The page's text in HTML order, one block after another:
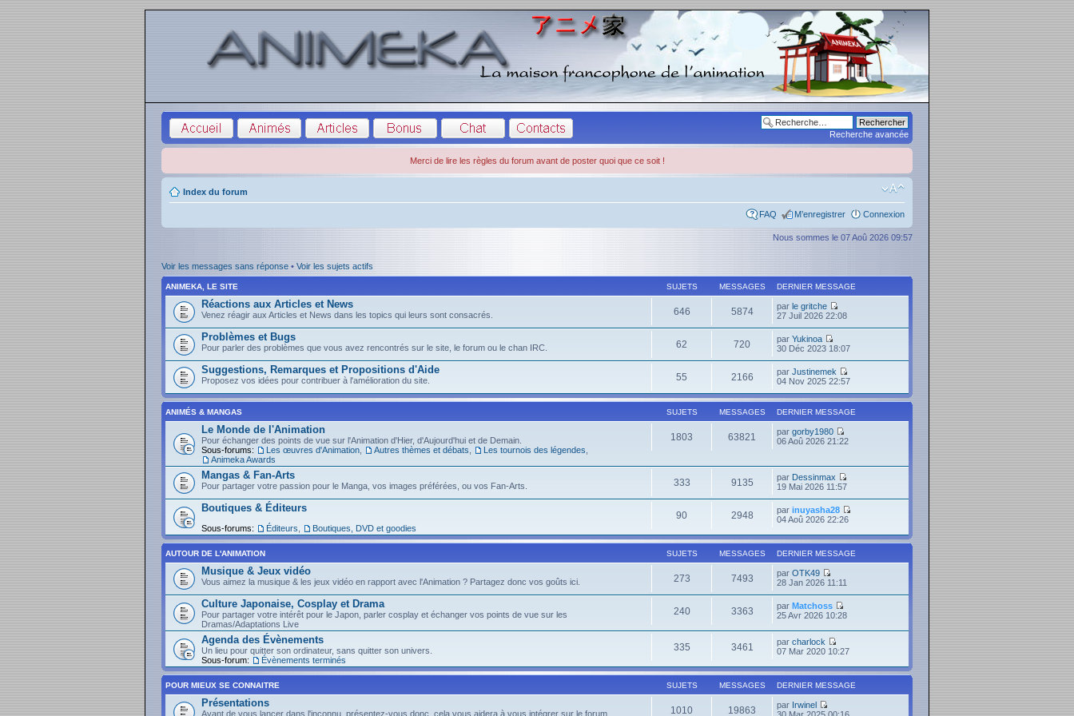
Recherche avancée
Merci de lire les règles du forum avant de poster quoi que ce soit !
Index du forum
FAQ M’enregistrer Connexion
Nous sommes le 07 Aoû 2026 09:57
Voir les messages sans réponse • Voir les sujets actifs
ANIMEKA, LE SITE SUJETS MESSAGES DERNIER MESSAGE
Réactions aux Articles et News
Venez réagir aux Articles et News dans les topics qui leurs sont consacrés. 646 5874 par le gritche
27 Juil 2026 22:08
Problèmes et Bugs
Pour parler des problèmes que vous avez rencontrés sur le site, le forum ou le chan IRC. 62 720 par Yukinoa
30 Déc 2023 18:07
Suggestions, Remarques et Propositions d'Aide
Proposez vos idées pour contribuer à l'amélioration du site. 55 2166 par Justinemek
04 Nov 2025 22:57
ANIMÉS & MANGAS SUJETS MESSAGES DERNIER MESSAGE
Le Monde de l'Animation
Pour échanger des points de vue sur l'Animation d'Hier, d'Aujourd'hui et de Demain.
Sous-forums:
Les œuvres d'Animation Autres thèmes et débats Les tournois des légendes
Animeka Awards
1803 63821 par gorby1980
06 Aoû 2026 21:22
Mangas & Fan-Arts
Pour partager votre passion pour le Manga, vos images préférées, ou vos Fan-Arts. 333 9135 par Dessinmax
19 Mai 2026 11:57
Boutiques & Éditeurs
Sous-forums: Éditeurs Boutiques, DVD et goodies
90 2948 par inuyasha28
04 Aoû 2026 22:26
AUTOUR DE L'ANIMATION SUJETS MESSAGES DERNIER MESSAGE
Musique & Jeux vidéo
Vous aimez la musique & les jeux vidéo en rapport avec l'Animation ? Partagez donc vos goûts ici. 273 7493 par OTK49
28 Jan 2026 11:11
Culture Japonaise, Cosplay et Drama
Pour partager votre intérêt pour le Japon, parler cosplay et échanger vos points de vue sur les
Dramas/Adaptations Live
240 3363 par Matchoss
25 Avr 2026 10:28
Agenda des Évènements
Un lieu pour quitter son ordinateur, sans quitter son univers.
Sous-forum:
Évènements terminés
335 3461 par charlock
07 Mar 2020 10:27
POUR MIEUX SE CONNAITRE SUJETS MESSAGES DERNIER MESSAGE
Présentations
Avant de vous lancer dans l'inconnu, présentez-vous donc, cela vous aidera à vous intégrer sur le forum 1010 19863 par Irwinel
30 Mar 2025 00:16